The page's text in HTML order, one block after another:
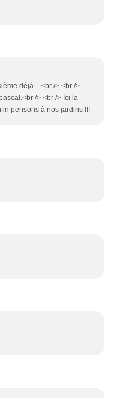
déjà ...<br /> <br />
/> <br /> Ici la
pensons à nos jardins !!!